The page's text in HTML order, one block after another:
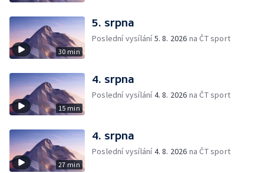
30 min
5. srpna
Poslední vysílání5. 8. 2026 na ČT sport
15 min
4. srpna
Poslední vysílání4. 8. 2026 na ČT sport
27 min
4. srpna
Poslední vysílání4. 8. 2026 na ČT sport